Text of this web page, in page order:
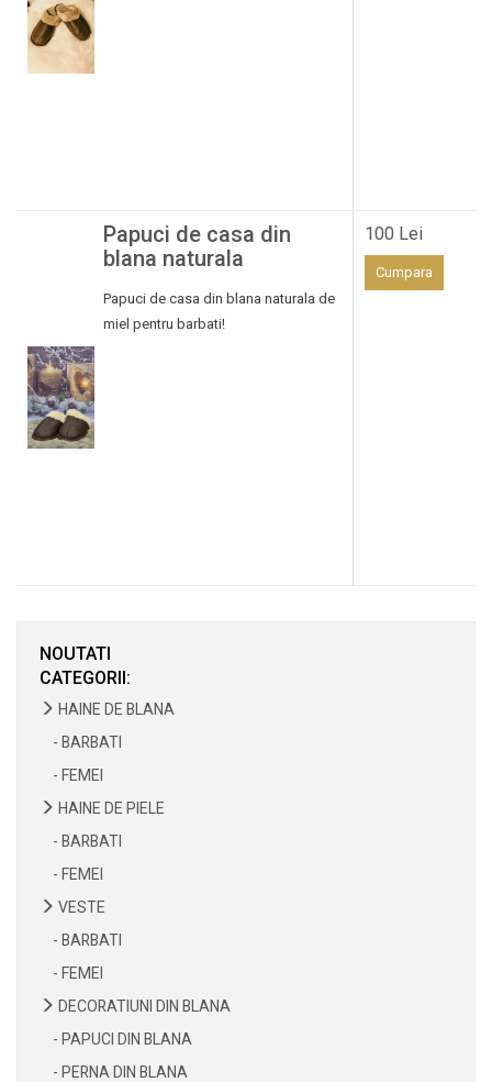
Papuci de casa din
blana naturala
Papuci de casa din blana naturala de
miel pentru barbati!
100 Lei
Cumpara
NOUTATI
CATEGORII:
HAINE DE BLANA
- BARBATI
- FEMEI
HAINE DE PIELE
- BARBATI
- FEMEI
VESTE
- BARBATI
- FEMEI
DECORATIUNI DIN BLANA
- PAPUCI DIN BLANA
- PERNA DIN BLANA